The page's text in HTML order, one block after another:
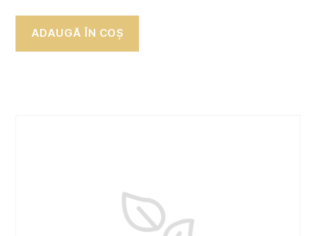
ADAUGĂ ÎN COȘ